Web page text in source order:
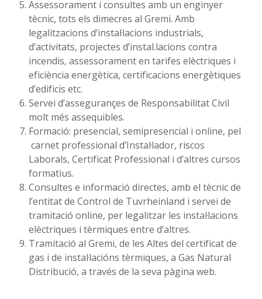
Assessorament i consultes amb un enginyer
tècnic, tots els dimecres al Gremi. Amb
legalitzacions d’instal·lacions industrials,
d’activitats, projectes d’instal.lacions contra
incendis, assessorament en tarifes elèctriques i
eficiència energètica, certificacions energètiques
d’edificis etc.
Servei d’assegurançes de Responsabilitat Civil
molt més assequibles.
Formació: presencial, semipresencial i online, pel
carnet professional d’Instal·lador, riscos
Laborals, Certificat Professional i d’altres cursos
formatius.
Consultes e informació directes, amb el tècnic de
l’entitat de Control de Tuvrheinland i servei de
tramitació online, per legalitzar les instal·lacions
elèctriques i tèrmiques entre d’altres.
Tramitació al Gremi, de les Altes del certificat de
gas i de instal·lacións tèrmiques, a Gas Natural
Distribució, a través de la seva pàgina web.